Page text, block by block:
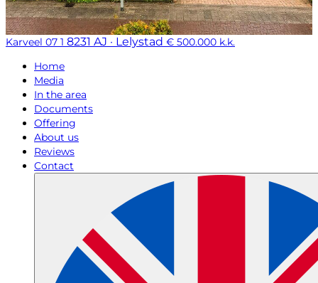
Karveel 07 1 8231 AJ · Lelystad € 500.000 k.k.
Home
Media
In the area
Documents
Offering
About us
Reviews
Contact